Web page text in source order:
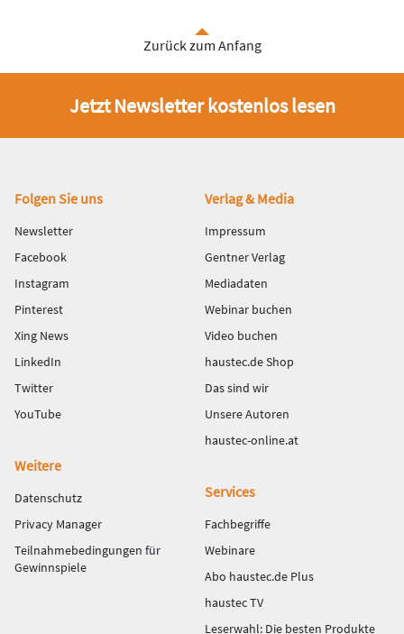
Zurück zum Anfang
Jetzt Newsletter kostenlos lesen
Fußbereich
Folgen Sie uns
Newsletter
Facebook
Instagram
Pinterest
Xing News
LinkedIn
Twitter
YouTube
Verlag & Media
Impressum
Gentner Verlag
Mediadaten
Webinar buchen
Video buchen
haustec.de Shop
Das sind wir
Unsere Autoren
haustec-online.at
Weitere
Datenschutz
Privacy Manager
Teilnahmebedingungen für
Gewinnspiele
Services
Fachbegriffe
Webinare
Abo haustec.de Plus
haustec TV
Leserwahl: Die besten Produkte